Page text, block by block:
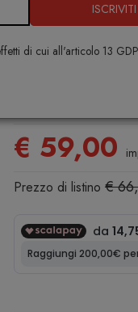
ISCRIVITI
di cui all'articolo 13
I Senza
Argento
€ 59,00
Prezzo di listino €